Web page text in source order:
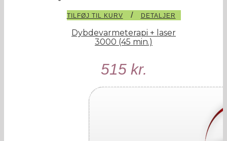
TILFØJ TIL KURV / DETALJER
Dybdevarmeterapi + laser
3000 (45 min.)
515 kr.